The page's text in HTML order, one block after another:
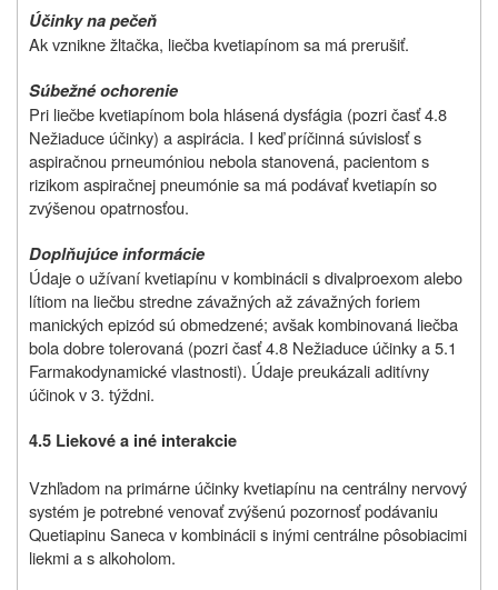
Účinky na pečeň
Ak vznikne žltačka, liečba kvetiapínom sa má prerušiť.
Súbežné ochorenie
Pri liečbe kvetiapínom bola hlásená dysfágia (pozri časť 4.8
Nežiaduce účinky) a aspirácia. I keď príčinná súvislosť s
aspiračnou prneumóniou nebola stanovená, pacientom s
rizikom aspiračnej pneumónie sa má podávať kvetiapín so
zvýšenou opatrnosťou.
Doplňujúce informácie
Údaje o užívaní kvetiapínu v kombinácii s divalproexom alebo
lítiom na liečbu stredne závažných až závažných foriem
manických epizód sú obmedzené; avšak kombinovaná liečba
bola dobre tolerovaná (pozri časť 4.8 Nežiaduce účinky a 5.1
Farmakodynamické vlastnosti). Údaje preukázali aditívny
účinok v 3. týždni.
4.5 Liekové a iné interakcie
Vzhľadom na primárne účinky kvetiapínu na centrálny nervový
systém je potrebné venovať zvýšenú pozornosť podávaniu
Quetiapinu Saneca v kombinácii s inými centrálne pôsobiacimi
liekmi a s alkoholom.